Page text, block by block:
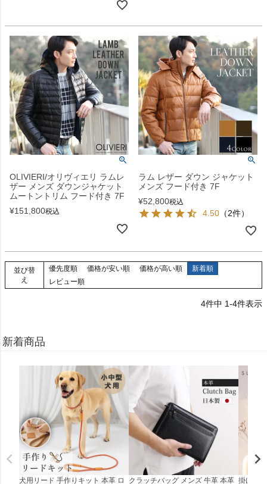
OLIVIERI/オリヴィエリ ラムレ
ザー メンズ ダウンジャケット
ムートントリム フード付き 7F
¥151,800税込
ラム レザー ダウン ジャケット
メンズ フード付き 7F
¥52,800税込
4.50 （2件）
並び替
え
優先度順 価格が安い順 価格が高い順
新着順
レビュー順
4件中 1-4件表示
新着商品
犬用リード 手作りキット 本革 ロ クラッチバッグ メンズ 牛革 本革 掛け時